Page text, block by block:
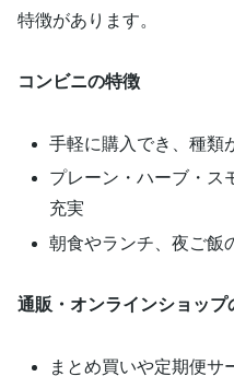
特徴があります。
コンビニの特徴
手軽に購入でき、種類
プレーン・ハーブ・ス
充実
朝食やランチ、夜ご飯
通販・オンラインショップ
まとめ買いや定期便サ